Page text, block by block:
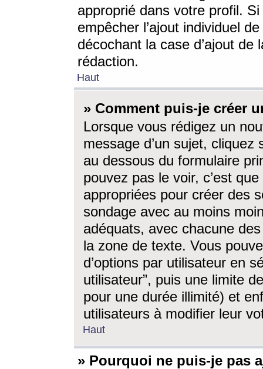
approprié dans votre profil.
empêcher l’ajout individuel
décochant la case d’ajout
rédaction.
Haut
» Comment puis-je créer
Lorsque vous rédigez un
message d’un sujet, cliquez
au dessous du formulaire
pouvez pas le voir, c’est
appropriées pour créer des
sondage avec au moins
adéquats, avec chacune
la zone de texte. Vous
d’options par utilisateur en
utilisateur”, puis une limite
pour une durée illimité) et
utilisateurs à modifier leur
Haut
» Pourquoi ne puis-je pas